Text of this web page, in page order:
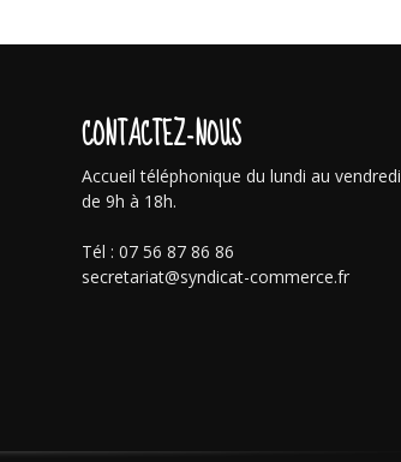
CONTACTEZ-NOUS
Accueil téléphonique du lundi au vendredi
de 9h à 18h.
Tél : 07 56 87 86 86
secretariat@syndicat-commerce.fr